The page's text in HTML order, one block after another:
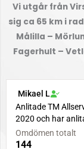
Vi utgår från
sig ca 65 km i
Målilla –
Fagerhult –